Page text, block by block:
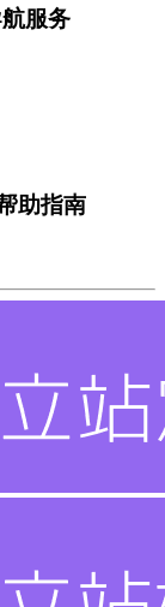
服务
助指南